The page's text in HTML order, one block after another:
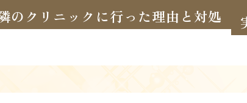
のクリニックに行った理由と対処